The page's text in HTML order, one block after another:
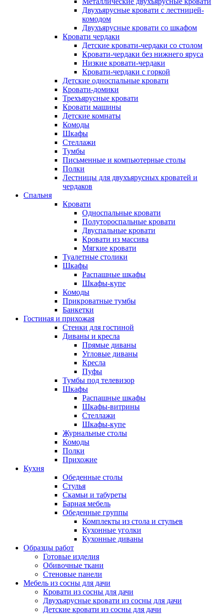
Двухъярусные кровати с лестницей-
комодом
Двухъярусные кровати со шкафом
Кровати чердаки
Детские кровати-чердаки со столом
Кровати-чердаки без нижнего яруса
Низкие кровати-чердаки
Кровати-чердаки с горкой
Детские односпальные кровати
Кровати-домики
Трехъярусные кровати
Кровати машины
Детские комнаты
Комоды
Шкафы
Стеллажи
Тумбы
Письменные и компьютерные столы
Полки
Лестницы для двухъярусных кроватей и
чердаков
Спальня
Кровати
Односпальные кровати
Полутороспальные кровати
Двуспальные кровати
Кровати из массива
Мягкие кровати
Туалетные столики
Шкафы
Распашные шкафы
Шкафы-купе
Комоды
Прикроватные тумбы
Банкетки
Гостиная и прихожая
Стенки для гостиной
Диваны и кресла
Прямые диваны
Угловые диваны
Кресла
Пуфы
Тумбы под телевизор
Шкафы
Распашные шкафы
Шкафы-витрины
Стеллажи
Шкафы-купе
Журнальные столы
Комоды
Полки
Прихожие
Кухня
Обеденные столы
Стулья
Скамьи и табуреты
Барная мебель
Обеденные группы
Комплекты из стола и стульев
Кухонные уголки
Кухонные диваны
Образцы работ
Готовые изделия
Обивочные ткани
Стеновые панели
Мебель из сосны для дачи
Кровати из сосны для дачи
Двухъярусные кровати из сосны для дачи
Детские кровати из сосны для дачи